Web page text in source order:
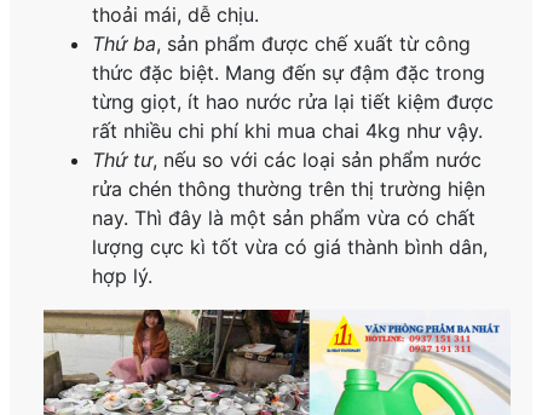
thoải mái, dễ chịu.
Thứ ba, sản phẩm được chế xuất từ công
thức đặc biệt. Mang đến sự đậm đặc trong
từng giọt, ít hao nước rửa lại tiết kiệm được
rất nhiều chi phí khi mua chai 4kg như vậy.
Thứ tư, nếu so với các loại sản phẩm nước
rửa chén thông thường trên thị trường hiện
nay. Thì đây là một sản phẩm vừa có chất
lượng cực kì tốt vừa có giá thành bình dân,
hợp lý.